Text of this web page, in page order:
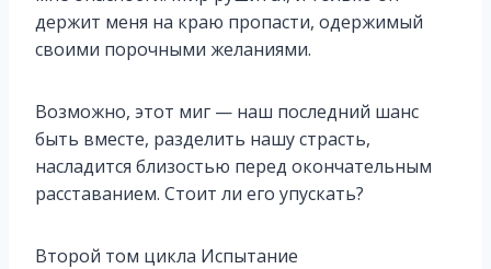
держит меня на краю пропасти, одержимый
своими порочными желаниями.
Возможно, этот миг — наш последний шанс
быть вместе, разделить нашу страсть,
насладится близостью перед окончательным
расставанием. Стоит ли его упускать?
Второй том цикла Испытание